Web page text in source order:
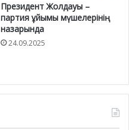
Президент Жолдауы –
партия ұйымы мүшелерінің
назарында
24.09.2025